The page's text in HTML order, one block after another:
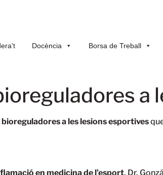
Docència Borsa de Treball
a
bioreguladores a les lesions esportives
en medicina de l’esport. Dr.